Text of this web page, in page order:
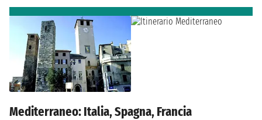
Mediterraneo: Italia, Spagna, Francia